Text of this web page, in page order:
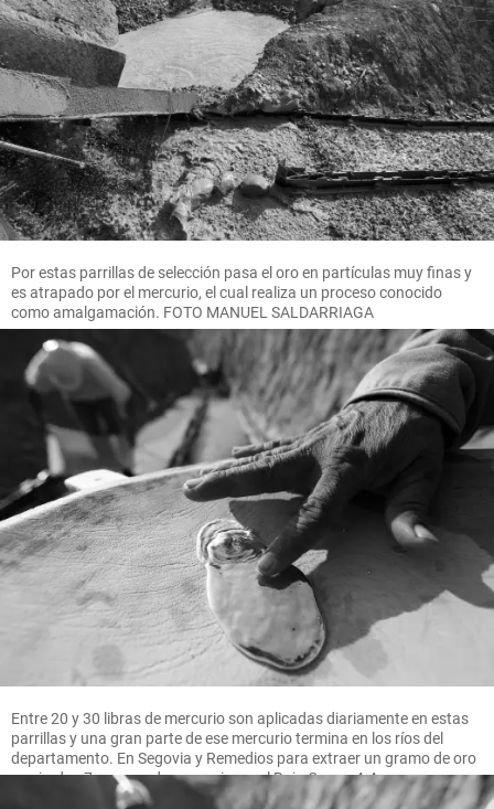
Por estas parrillas de selección pasa el oro en partículas muy finas y
es atrapado por el mercurio, el cual realiza un proceso conocido
como amalgamación. FOTO MANUEL SALDARRIAGA
Entre 20 y 30 libras de mercurio son aplicadas diariamente en estas
parrillas y una gran parte de ese mercurio termina en los ríos del
departamento. En Segovia y Remedios para extraer un gramo de oro
se pierden 7 gramos de mercurio, en el Bajo Cauca 4.4 gramos.
FOTO MANUEL SALDARRIAGA